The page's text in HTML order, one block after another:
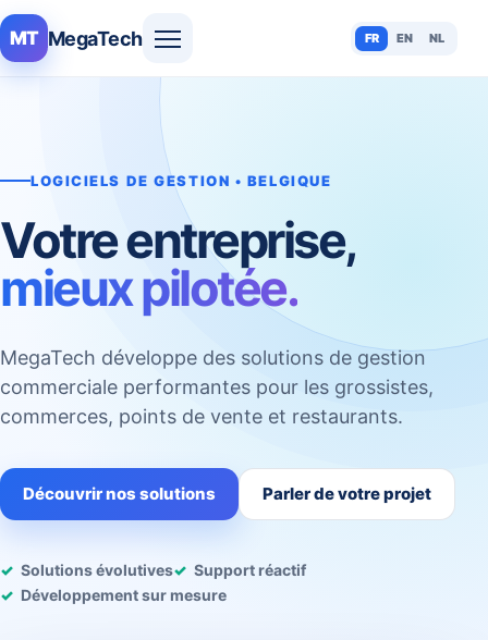
MT MegaTech FR EN NL
LOGICIELS DE GESTION • BELGIQUE
Votre entreprise,
mieux pilotée.
MegaTech développe des solutions de gestion
commerciale performantes pour les grossistes,
commerces, points de vente et restaurants.
Découvrir nos solutions Parler de votre projet
Solutions évolutives
Support réactif
Développement sur mesure